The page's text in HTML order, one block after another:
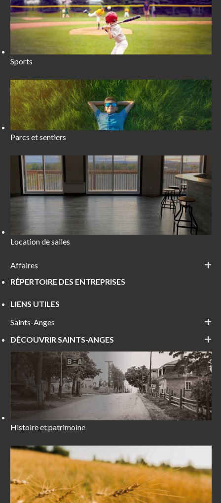
Sports
Parcs et sentiers
Location de salles
Affaires
RÉPERTOIRE DES ENTREPRISES
LIENS UTILES
Saints-Anges
DÉCOUVRIR SAINTS-ANGES
Histoire et patrimoine